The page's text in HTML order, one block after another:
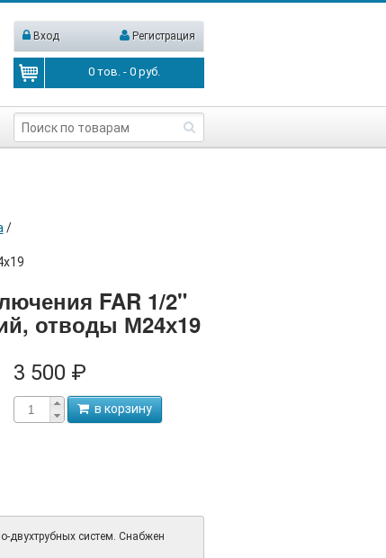
Вход Регистрация
0 тов. -0 руб.
/
FAR 1/2"
отводы М24х19
3 500 ₽
в корзину
двухтрубных систем. Снабжен